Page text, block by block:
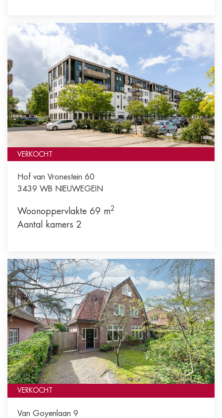
VERKOCHT
Hof van Vronestein 60
3439 WB NIEUWEGEIN
Woonoppervlakte 69 m2
Aantal kamers 2
VERKOCHT
Van Goyenlaan 9